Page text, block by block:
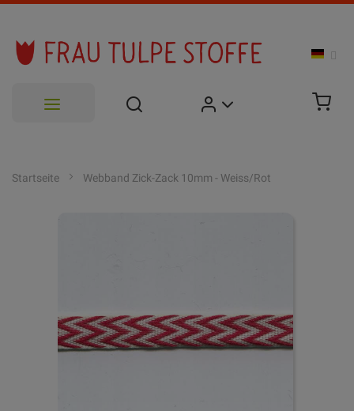
Startseite Webband Zick-Zack 10mm - Weiss/Rot